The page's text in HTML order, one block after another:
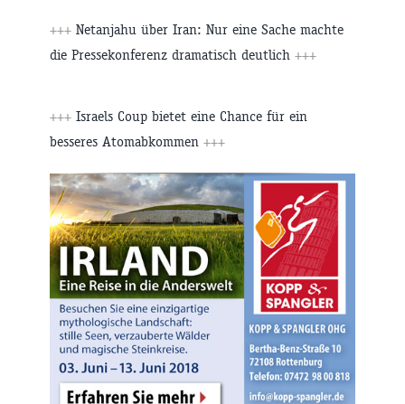
+++ Netanjahu über Iran: Nur eine Sache machte
die Pressekonferenz dramatisch deutlich +++
+++ Israels Coup bietet eine Chance für ein
besseres Atomabkommen +++